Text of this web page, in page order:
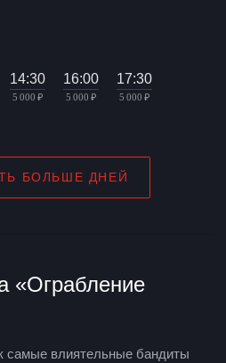
14:30
5 000 ₽
16:00
5 000 ₽
17:30
5 000 ₽
БОЛЬШЕ ДНЕЙ
«Ограбление
самые влиятельные бандиты